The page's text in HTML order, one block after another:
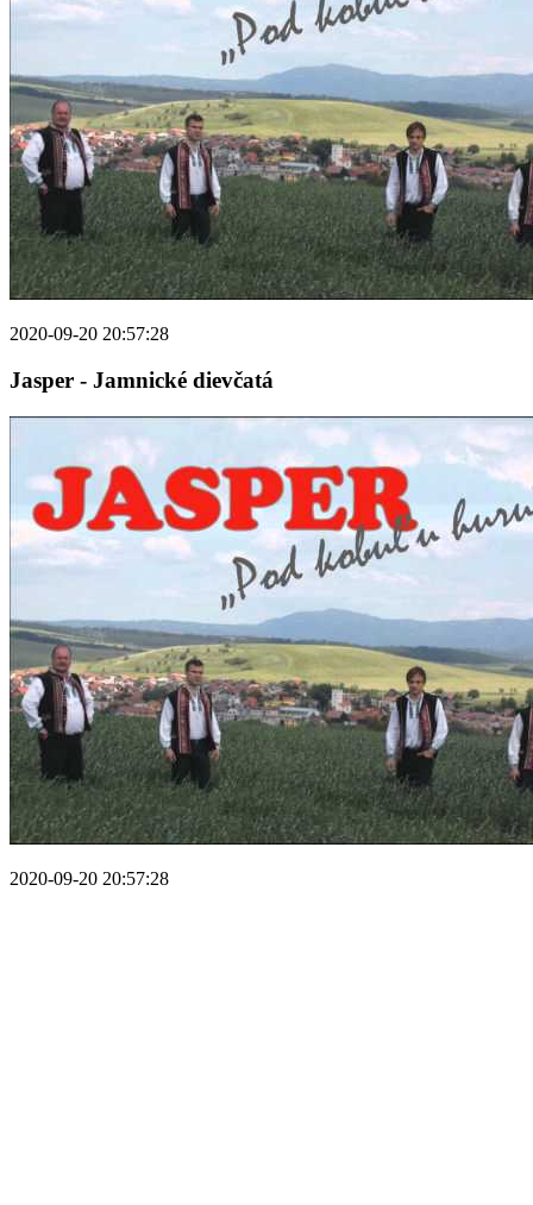
2020-09-20 20:57:28
Jasper - Jamnické dievčatá
2020-09-20 20:57:28